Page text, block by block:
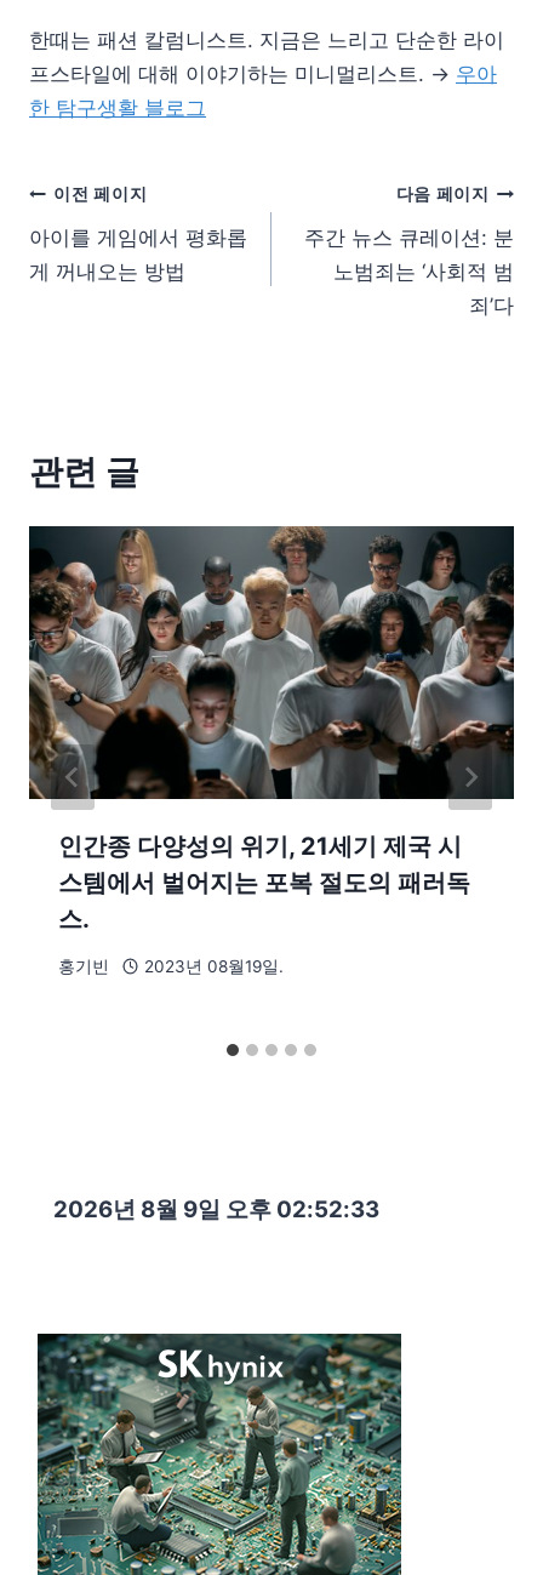
한때는 패션 칼럼니스트. 지금은 느리고 단순한 라이
프스타일에 대해 이야기하는 미니멀리스트. → 우아
한 탐구생활 블로그
이전 페이지
아이를 게임에서 평화롭
게 꺼내오는 방법
다음 페이지
주간 뉴스 큐레이션: 분
노범죄는 ‘사회적 범
죄’다
관련 글
인간종 다양성의 위기, 21세기 제국 시
스템에서 벌어지는 포복 절도의 패러독
스.
홍기빈 2023년 08월19일.
2026년 8월 9일 오후 02:52:35